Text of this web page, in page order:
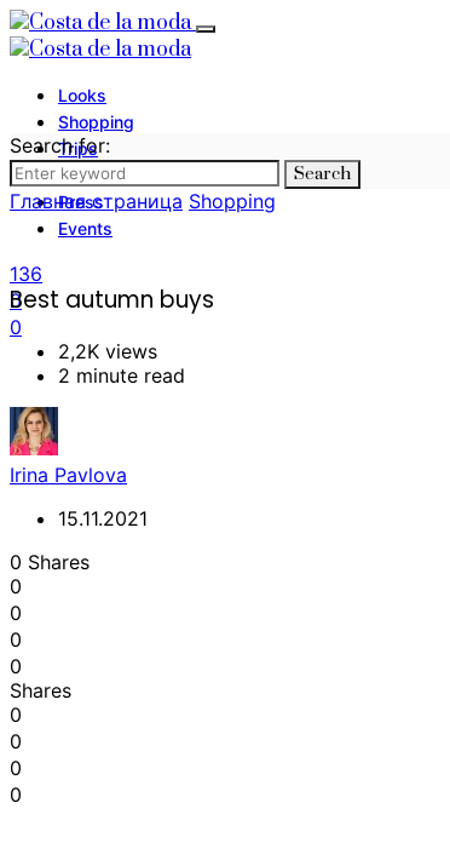
Looks
Shopping
Trips
Photography
Press
Events
136
0
0
Search for:
Search
Главная страница Shopping
Best autumn buys
2,2K views
2 minute read
Irina Pavlova
15.11.2021
0 Shares
0
0
0
0
Shares
0
0
0
0